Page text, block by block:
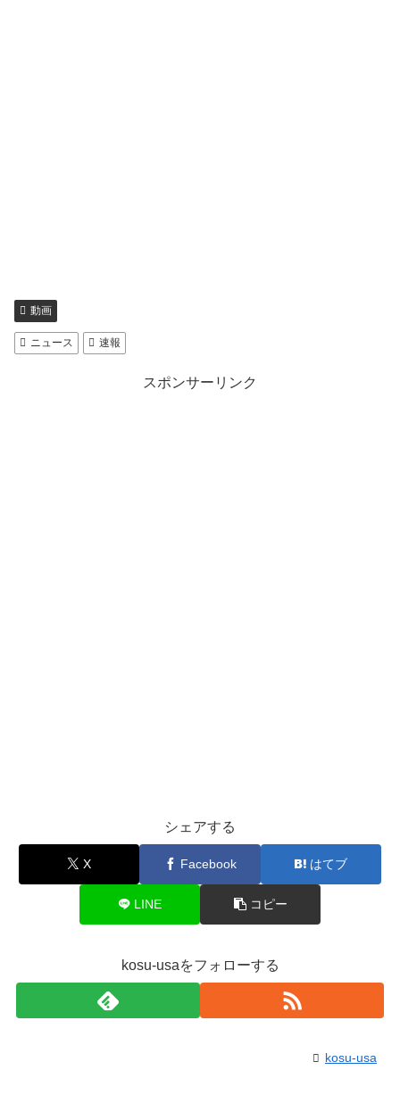
動画
ニュース 速報
スポンサーリンク
シェアする
X Facebook はてブ
LINE コピー
kosu-usaをフォローする
kosu-usa